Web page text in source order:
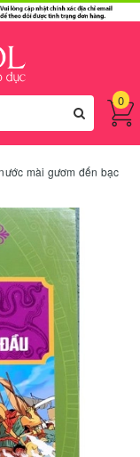
0
mài gươm đến bạc